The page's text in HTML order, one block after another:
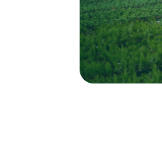
Garden Group, ООО
Томская область,
Ветеран-4, СНТ